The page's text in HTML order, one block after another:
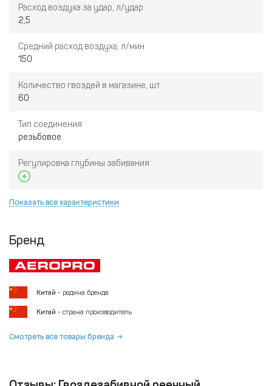
Расход воздуха за удар, л/удар
2,5
Средний расход воздуха, л/мин
150
Количество гвоздей в магазине, шт
60
Тип соединения
резьбовое
Регулировка глубины забивания
Показать все характеристики
Бренд
Китай - родина бренда
Китай - страна производитель
Смотреть все товары бренда